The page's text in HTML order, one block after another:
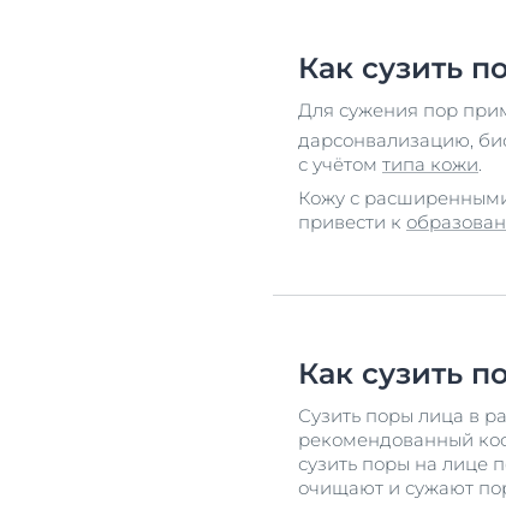
Как сузить
Для сужения пор
дарсонвализацию,
с учётом типа кожи
Кожу с
привести к
Как сузить
Сузить поры лица в
рекомендованный
сузить поры на лице
очищают и сужают